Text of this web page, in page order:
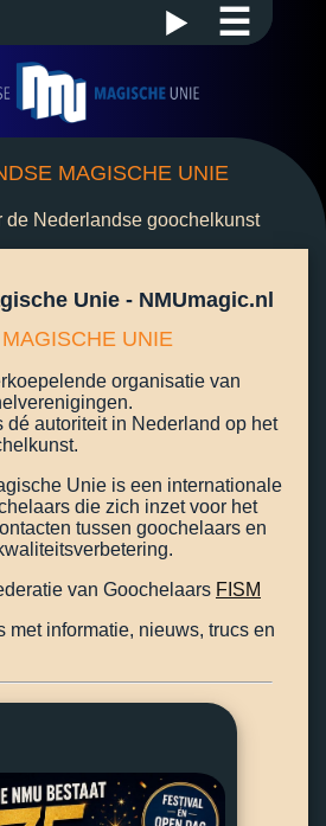
☰
MAGISCHE UNIE
de Nederlandse goochelkunst
Unie - NMUmagic.nl
UNIE
organisatie van
dé autoriteit in Nederland op het
Unie is een internationale
die zich inzet voor het
tussen goochelaars en
van Goochelaars FISM
met informatie, nieuws, trucs en